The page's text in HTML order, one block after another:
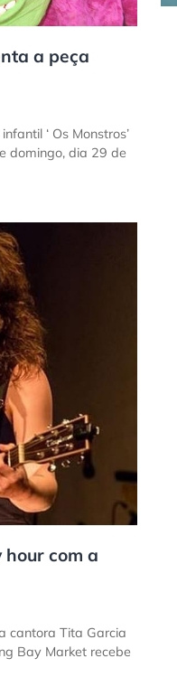
a peça
‘ Os Monstros’
domingo, dia 29 de
com a
cantora Tita Garcia
Bay Market recebe